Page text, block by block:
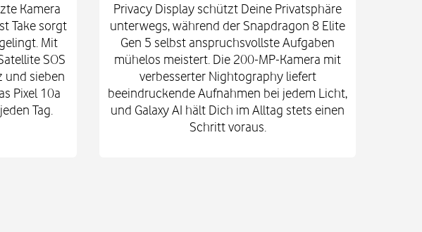
Kamera
Take sorgt
Mit
SOS
und sieben
Pixel 10a
Tag.
Privacy Display schützt Deine Privatsphäre
unterwegs, während der Snapdragon 8 Elite
Gen 5 selbst anspruchsvollste Aufgaben
mühelos meistert. Die 200-MP-Kamera mit
verbesserter Nightography liefert
beeindruckende Aufnahmen bei jedem Licht,
und Galaxy AI hält Dich im Alltag stets einen
Schritt voraus.